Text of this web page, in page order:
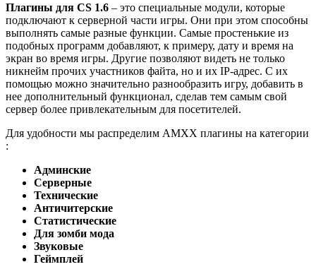
Плагины для CS 1.6 – это специальные модули, которые
подключают к серверной части игры. Они при этом способны
выполнять самые разные функции. Самые простенькие из
подобных программ добавляют, к примеру, дату и время на
экран во время игры. Другие позволяют видеть не только
никнейм прочих участников файта, но и их IP-адрес. С их
помощью можно значительно разнообразить игру, добавить в
нее дополнительный функционал, сделав тем самым свой
сервер более привлекательным для посетителей.
Для удобности мы распределим AMXX плагины на категории
:
Админские
Серверные
Технические
Античитерские
Статистические
Для зомби мода
Звуковые
Геймплей